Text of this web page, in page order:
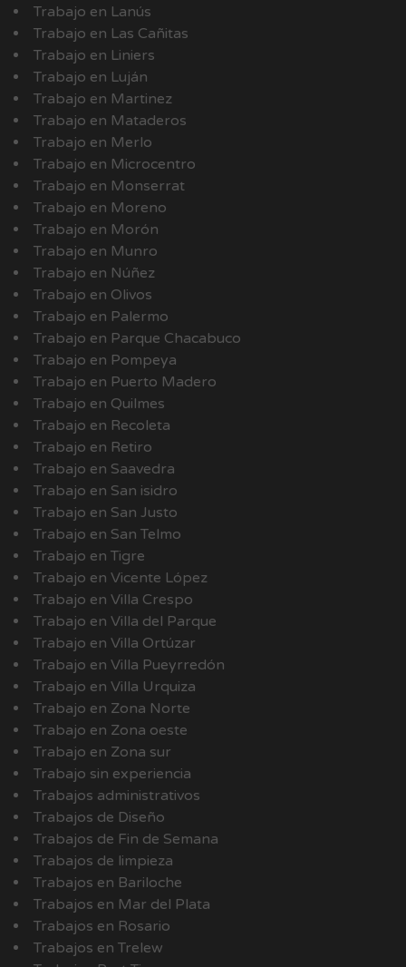
Trabajo en Lanús
Trabajo en Las Cañitas
Trabajo en Liniers
Trabajo en Luján
Trabajo en Martinez
Trabajo en Mataderos
Trabajo en Merlo
Trabajo en Microcentro
Trabajo en Monserrat
Trabajo en Moreno
Trabajo en Morón
Trabajo en Munro
Trabajo en Núñez
Trabajo en Olivos
Trabajo en Palermo
Trabajo en Parque Chacabuco
Trabajo en Pompeya
Trabajo en Puerto Madero
Trabajo en Quilmes
Trabajo en Recoleta
Trabajo en Retiro
Trabajo en Saavedra
Trabajo en San isidro
Trabajo en San Justo
Trabajo en San Telmo
Trabajo en Tigre
Trabajo en Vicente López
Trabajo en Villa Crespo
Trabajo en Villa del Parque
Trabajo en Villa Ortúzar
Trabajo en Villa Pueyrredón
Trabajo en Villa Urquiza
Trabajo en Zona Norte
Trabajo en Zona oeste
Trabajo en Zona sur
Trabajo sin experiencia
Trabajos administrativos
Trabajos de Diseño
Trabajos de Fin de Semana
Trabajos de limpieza
Trabajos en Bariloche
Trabajos en Mar del Plata
Trabajos en Rosario
Trabajos en Trelew